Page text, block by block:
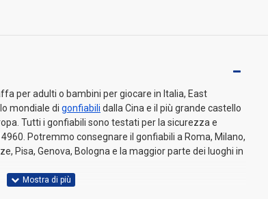
per adulti o bambini per giocare in Italia, East
mondiale di gonfiabili dalla Cina e il più grande castello
Tutti i gonfiabili sono testati per la sicurezza e
Potremmo consegnare il gonfiabili a Roma, Milano,
Pisa, Genova, Bologna e la maggior parte dei luoghi in